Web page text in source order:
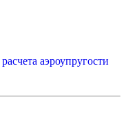
аэроупругости